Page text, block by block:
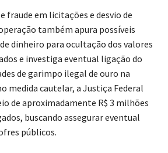
fraude em licitações e desvio de
também apura possíveis
dinheiro para ocultação dos valores
e investiga eventual ligação do
de garimpo ilegal de ouro na
medida cautelar, a Justiça Federal
de aproximadamente R$ 3 milhões
buscando assegurar eventual
públicos.